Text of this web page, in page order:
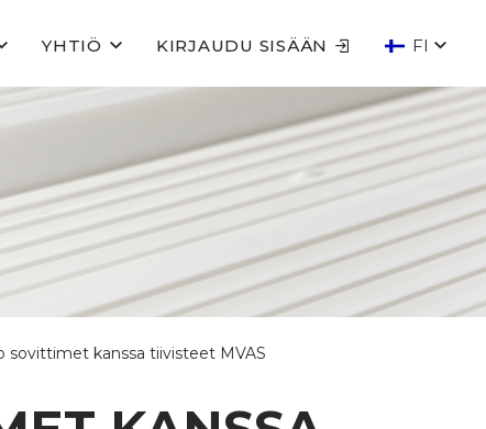
YHTIÖ KIRJAUDU SISÄÄN FI
sovittimet kanssa tiivisteet MVAS